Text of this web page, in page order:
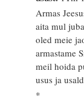
Armas
aita mul
oled meie
armastame
meil hoida
usus ja
*